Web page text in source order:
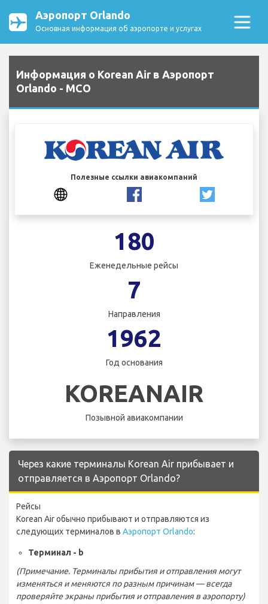
Аэропорт Orlando
Основная информация об аэропорте и услугах
Информация о Korean Air в Аэропорт
Orlando - MCO
Полезные ссылки авиакомпаний
180
Еженедельные рейсы
7
Направления
1962
Год основания
KOREANAIR
Позывной авиакомпании
Через какие терминалы Korean Air прибывает и
отправляется в Аэропорт Orlando?
Рейсы
Korean Air обычно прибывают и отправляются из
следующих терминалов в Аэропорт Orlando:
Терминал - b
(Примечание. Терминалы прибытия и отправления могут
изменяться и меняются по разным причинам — всегда
проверяйте экраны прибытия и отправления в аэропорту)